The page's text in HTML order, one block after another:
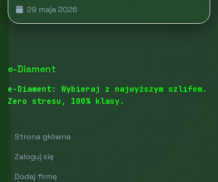
29 maja 2026
e-Diament
e-Diament: Wybieraj z najwyższym szlifem.
Zero stresu, 100% klasy.
Strona główna
Zaloguj się
Dodaj firmę